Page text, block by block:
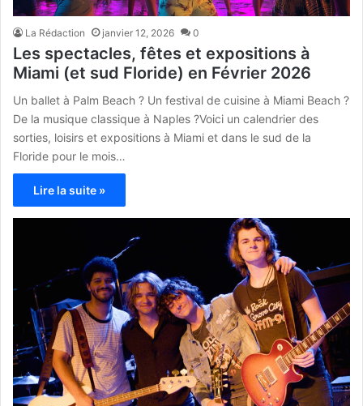
La Rédaction janvier 12, 2026 0
Les spectacles, fêtes et expositions à
Miami (et sud Floride) en Février 2026
Un ballet à Palm Beach ? Un festival de cuisine à Miami Beach ?
De la musique classique à Naples ?Voici un calendrier des
sorties, loisirs et expositions à Miami et dans le sud de la
Floride pour le mois…
Lire la suite »